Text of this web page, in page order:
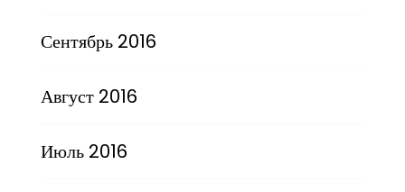
Сентябрь 2016
Август 2016
Июль 2016